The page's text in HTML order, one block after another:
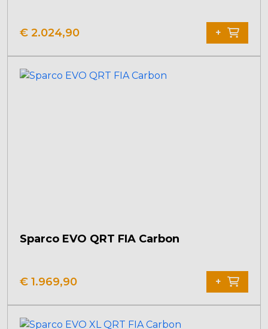
€ 2.024,90 +
Sparco EVO QRT FIA Carbon
€ 1.969,90 +